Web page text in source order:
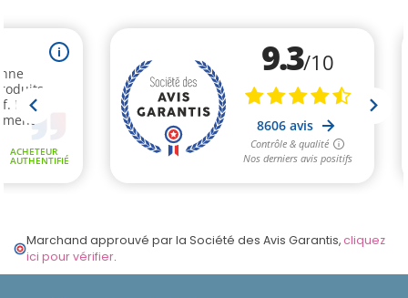
Marchand approuvé par la Société des Avis Garantis,cliquez
ici pour vérifier.